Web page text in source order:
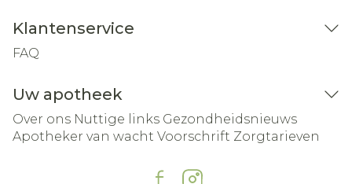
Klantenservice
FAQ
Uw apotheek
Over ons Nuttige links Gezondheidsnieuws
Apotheker van wacht Voorschrift Zorgtarieven